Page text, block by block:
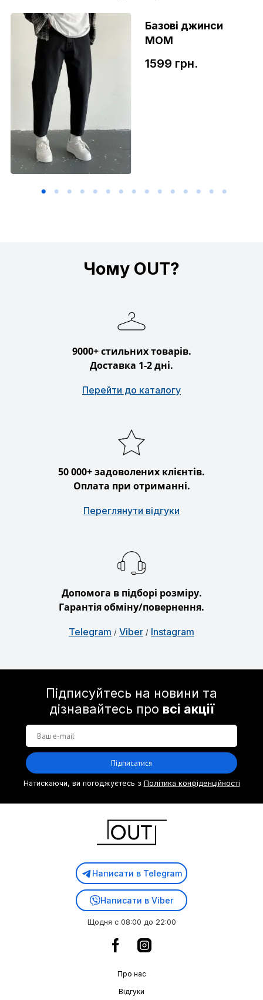
Базові джинси
МОМ
1599 грн.
Чому OUT?
9000+ стильних товарів.
Доставка 1-2 дні.
Перейти до каталогу
50 000+ задоволених клієнтів.
Оплата при отриманні.
Переглянути відгуки
Допомога в підборі розміру.
Гарантія обміну/повернення.
Telegram / Viber / Instagram
Підписуйтесь на новини та
дізнавайтесь про всі акції
Підписатися
Натискаючи, ви погоджуєтесь з Політика конфіденційності
Написати в Telegram
Написати в Viber
Щодня с 08:00 до 22:00
Про нас
Відгуки